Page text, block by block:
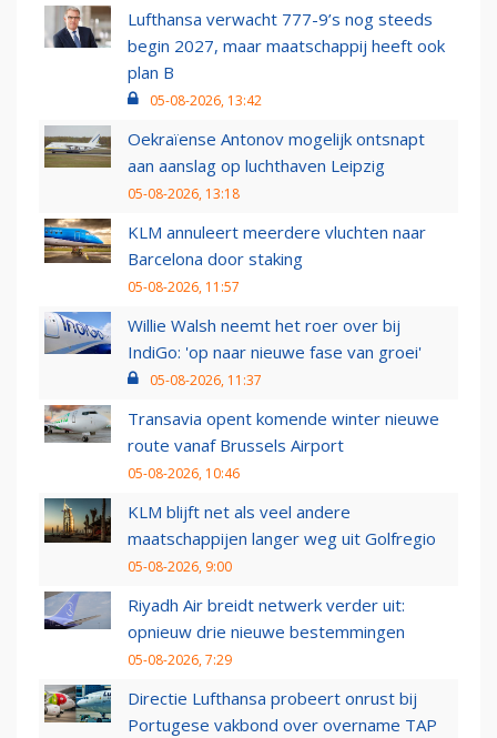
Lufthansa verwacht 777-9’s nog steeds
begin 2027, maar maatschappij heeft ook
plan B
05-08-2026, 13:42
Oekraïense Antonov mogelijk ontsnapt
aan aanslag op luchthaven Leipzig
05-08-2026, 13:18
KLM annuleert meerdere vluchten naar
Barcelona door staking
05-08-2026, 11:57
Willie Walsh neemt het roer over bij
IndiGo: 'op naar nieuwe fase van groei'
05-08-2026, 11:37
Transavia opent komende winter nieuwe
route vanaf Brussels Airport
05-08-2026, 10:46
KLM blijft net als veel andere
maatschappijen langer weg uit Golfregio
05-08-2026, 9:00
Riyadh Air breidt netwerk verder uit:
opnieuw drie nieuwe bestemmingen
05-08-2026, 7:29
Directie Lufthansa probeert onrust bij
Portugese vakbond over overname TAP